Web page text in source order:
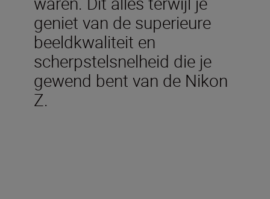
geniet van de superieure
beeldkwaliteit en
scherpstelsnelheid die je
gewend bent van de Nikon
Z.